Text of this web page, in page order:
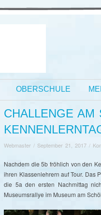
OBERSCHULE
CHALLENGE AM
Webmaster / September 21, 2017 /
Nachdem die 5b fröhlich von den
ihren Klassenlehrern auf Tour. Das
die 5a den ersten Nachmittag
Museumsrallye im Museum am